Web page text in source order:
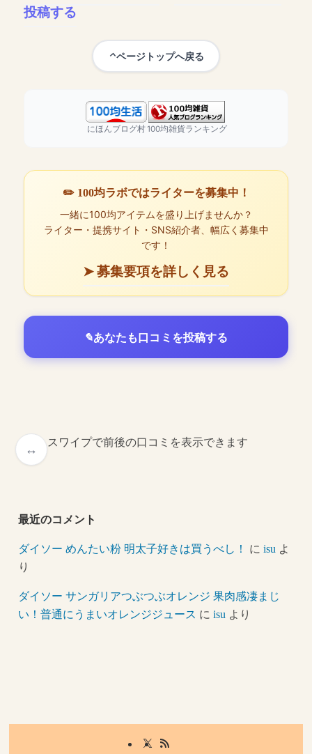
投稿する
ページトップへ戻る
にほんブログ村100均雑貨ランキング
✏️ 100均ラボではライターを募集中！
一緒に100均アイテムを盛り上げませんか？
ライター・提携サイト・SNS紹介者、幅広く募集中
です！
➤ 募集要項を詳しく見る
あなたも口コミを投稿する
スワイプで前後の口コミを表示できます
最近のコメント
ダイソー めんたい粉 明太子好きは買うべし！ にisu よ
り
ダイソー サンガリアつぶつぶオレンジ 果肉感凄まじ
い！普通にうまいオレンジジュース にisu より